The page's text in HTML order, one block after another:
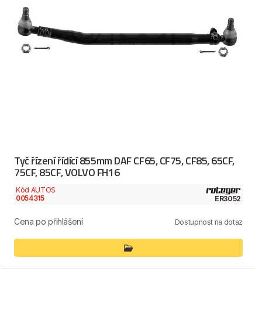
Tyč řízení řídící 855mm DAF CF65, CF75, CF85, 65CF,
75CF, 85CF, VOLVO FH16
Kód AUTOS
0054315
ER3052
Cena po přihlášení Dostupnost na dotaz